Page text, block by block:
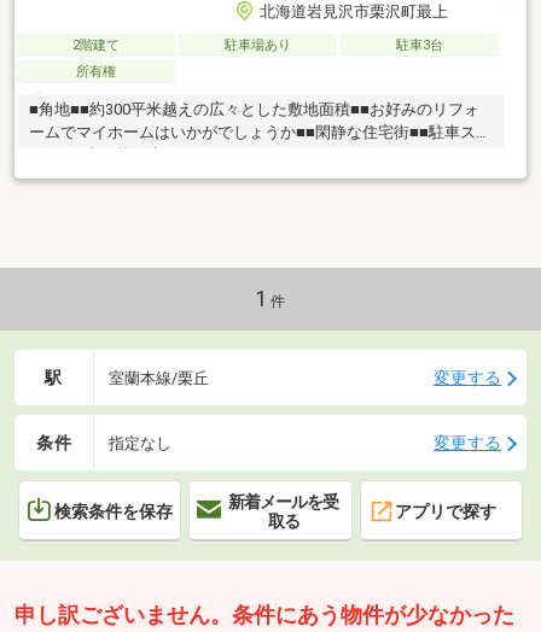
北海道岩見沢市栗沢町最上
2階建て 駐車場あり
駐車3台
所有権
■角地■■約300平米越えの広々とした敷地面積■■お好みのリフォ
ームでマイホームはいかがでしょうか■■閑静な住宅街■■駐車スペ
1 件
駅 室蘭本線/栗丘 変更する
条件 指定なし 変更する
検索条件を保存
新着メールを受
取る
アプリで探す
申し訳ございません。条件にあう物件が少なかった